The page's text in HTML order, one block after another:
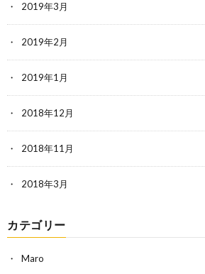
2019年3月
2019年2月
2019年1月
2018年12月
2018年11月
2018年3月
カテゴリー
Maro